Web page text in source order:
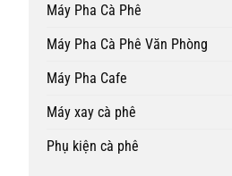
Máy Pha Cà Phê
Máy Pha Cà Phê Văn Phòng
Máy Pha Cafe
Máy xay cà phê
Phụ kiện cà phê